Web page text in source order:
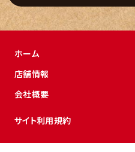
ホーム
店舗情報
会社概要
サイト利用規約